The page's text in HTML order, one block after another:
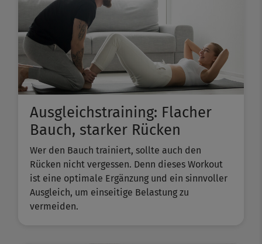
Ausgleichstraining: Flacher
Bauch, starker Rücken
Wer den Bauch trainiert, sollte auch den
Rücken nicht vergessen. Denn dieses Workout
ist eine optimale Ergänzung und ein sinnvoller
Ausgleich, um einseitige Belastung zu
vermeiden.